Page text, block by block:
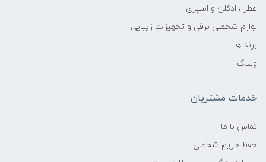
عطر ، ادکلن و اسپری
لوازم شخصی برقی و تجهیزات زیبایی
برند ها
وبلاگ
خدمات مشتریان
تماس با ما
حفظ حریم شخصی